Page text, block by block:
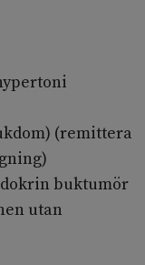
(remittera
buktumör
utan